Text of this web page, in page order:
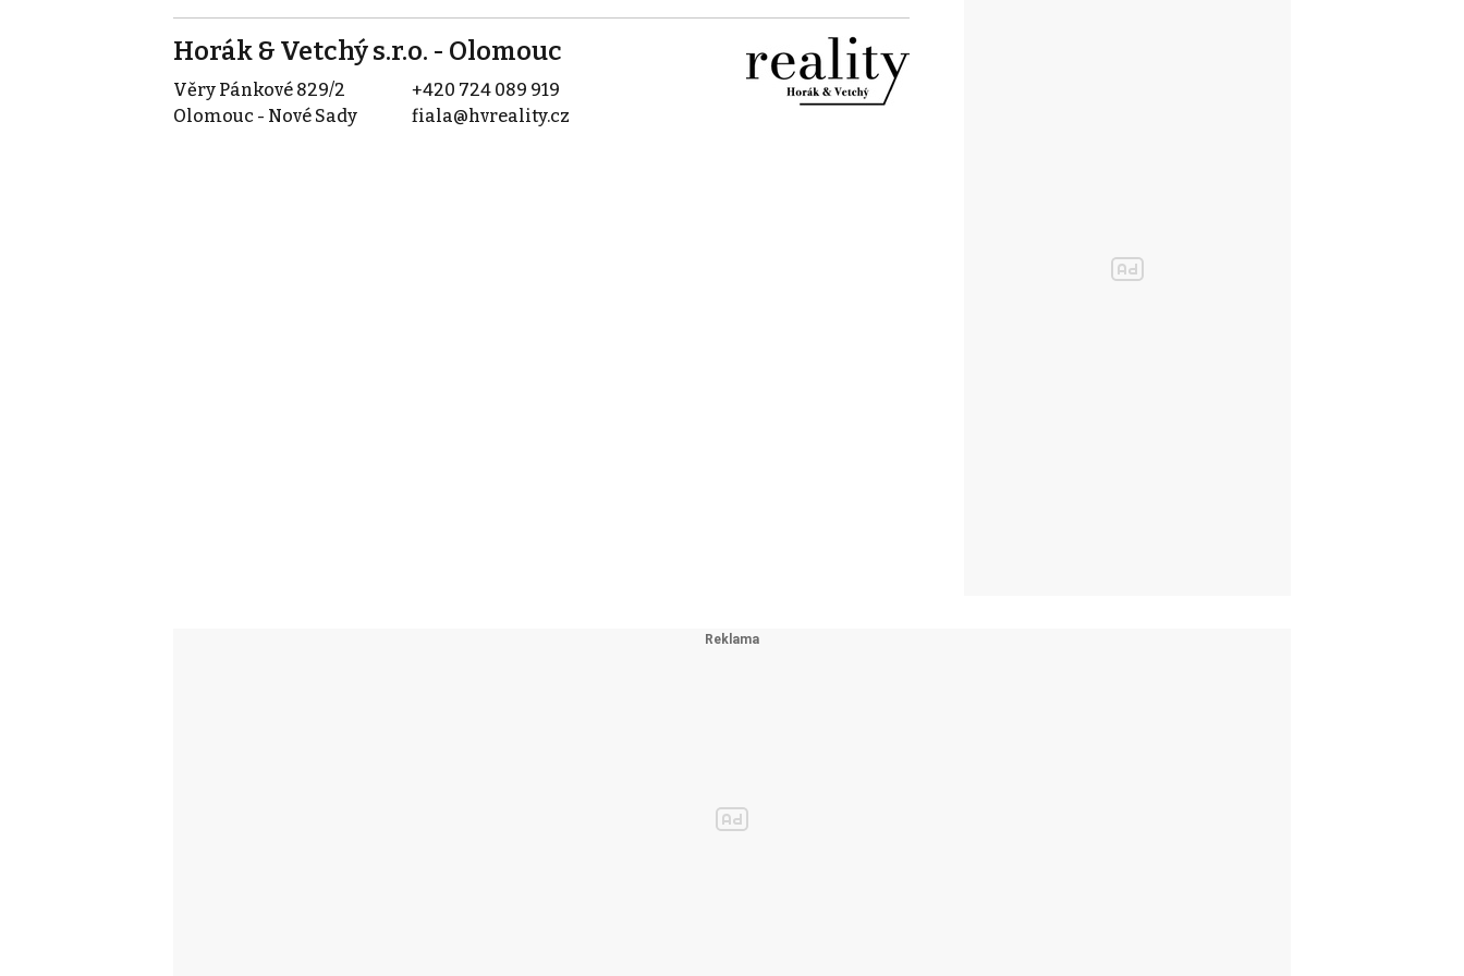
Horák & Vetchý s.r.o. - Olomouc
Věry Pánkové 829/2
Olomouc - Nové Sady
+420 724 089 919
fiala@hvreality.cz